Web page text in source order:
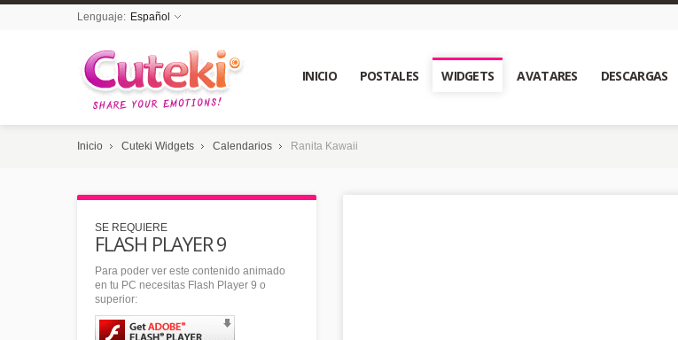
Lenguaje: Español
INICIO POSTALES WIDGETS AVATARES DESCARGAS
Inicio Cuteki Widgets Calendarios Ranita Kawaii
SE REQUIERE
FLASH PLAYER 9
Para poder ver este contenido animado
en tu PC necesitas Flash Player 9 o
superior: